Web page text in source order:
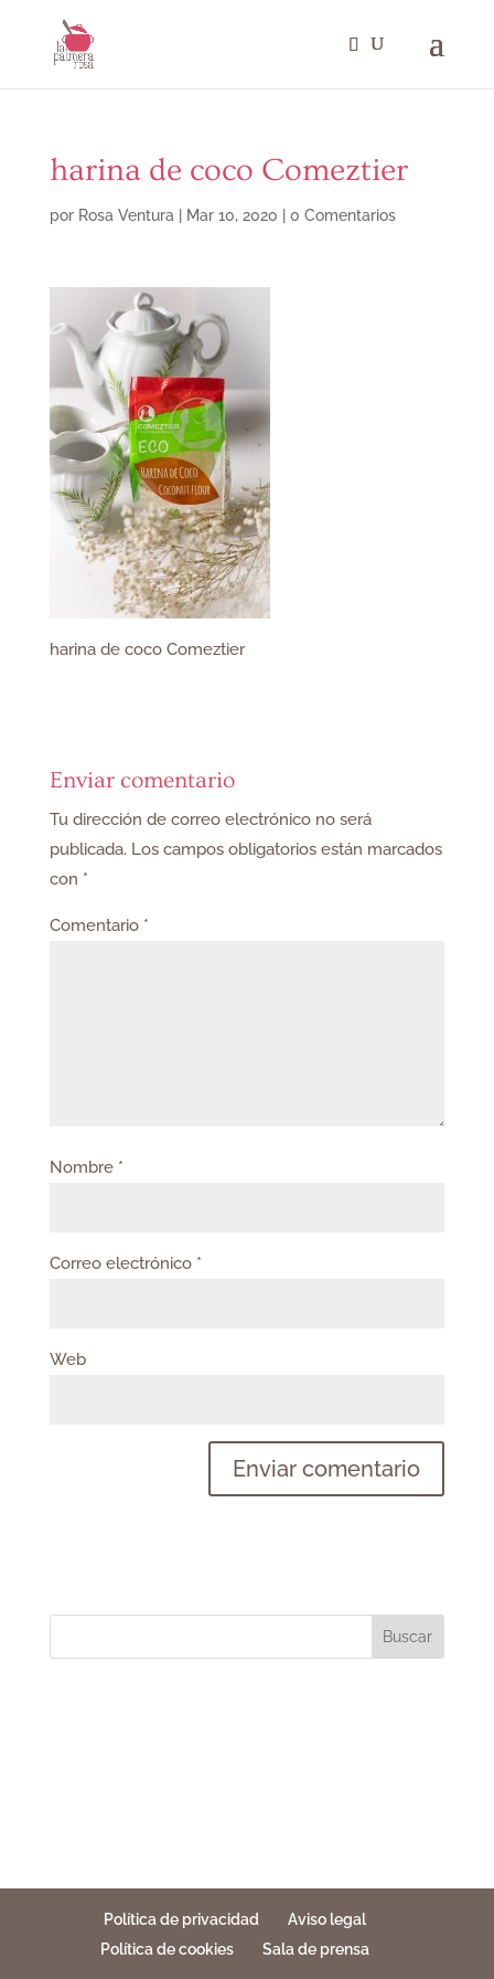
harina de coco Comeztier
por Rosa Ventura Mar 10, 2020 0 Comentarios
harina de coco Comeztier
Enviar comentario
Tu dirección de correo electrónico no será
publicada. Los campos obligatorios están marcados
con *
Comentario *
Nombre *
Correo electrónico *
Web
Buscar
Política de privacidad
Aviso legal
Política de cookies
Sala de prensa